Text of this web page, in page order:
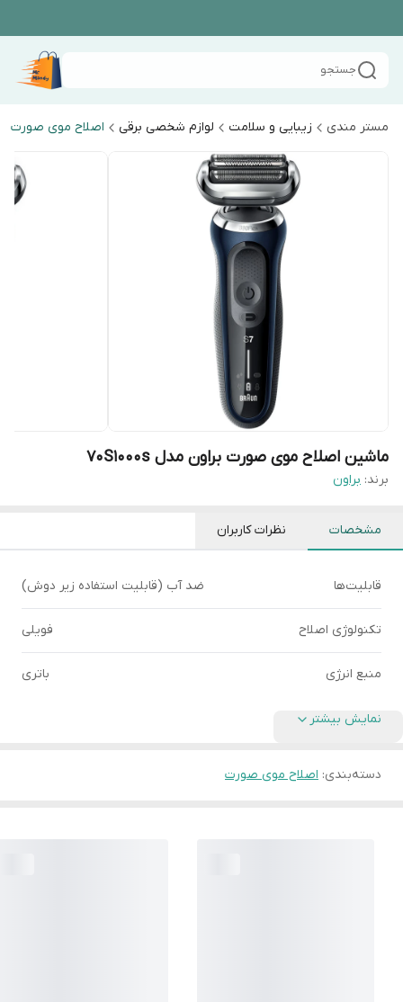
جستجو
مستر مندی زیبایی و سلامت لوازم شخصی برقی اصلاح موی صورت
ماشین اصلاح موی صورت براون مدل 70S1000s
برند: براون
مشخصات نظرات کاربران
قابلیت‌ها ضد آب (قابلیت استفاده زیر دوش)
تکنولوژی اصلاح فویلی
منبع انرژی باتری
نمایش بیشتر
دسته‌بندی: اصلاح موی صورت